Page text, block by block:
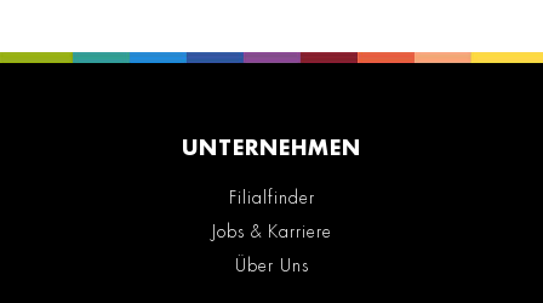
UNTERNEHMEN
Filialfinder
Jobs & Karriere
Über Uns